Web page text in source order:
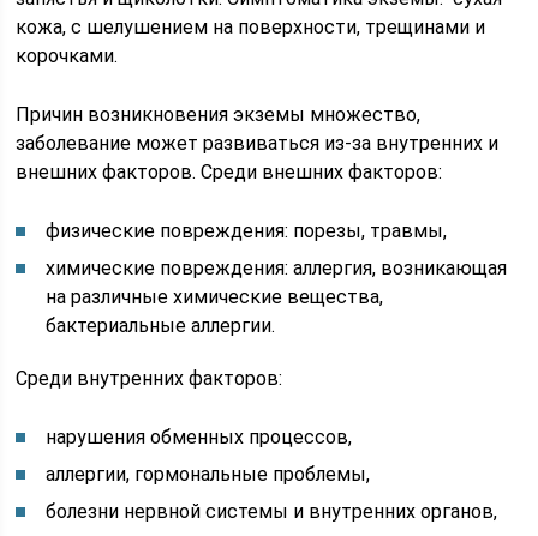
кожа, с шелушением на поверхности, трещинами и
корочками.
Причин возникновения экземы множество,
заболевание может развиваться из-за внутренних и
внешних факторов. Среди внешних факторов:
физические повреждения: порезы, травмы,
химические повреждения: аллергия, возникающая
на различные химические вещества,
бактериальные аллергии.
Среди внутренних факторов:
нарушения обменных процессов,
аллергии, гормональные проблемы,
болезни нервной системы и внутренних органов,